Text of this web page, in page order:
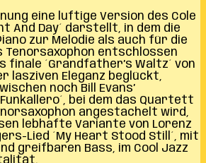
eine luftige Version des Cole
And Day´ darstellt, in dem die
zur Melodie als auch für die
Tenorsaxophon entschlossen
finale ´Grandfather’s Waltz´ von
lasziven Eleganz beglückt,
noch Bill Evans’
bei dem das Quartett
angestachelt wird,
lebhafte Variante von Lorenz
Lied ´My Heart Stood Still´, mit
greifbaren Bass, im Cool Jazz